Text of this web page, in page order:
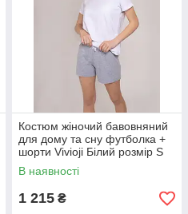
Костюм жіночий бавовняний
для дому та сну футболка +
шорти Vivioji Білий розмір S
(12302)
В наявності
1 215 ₴